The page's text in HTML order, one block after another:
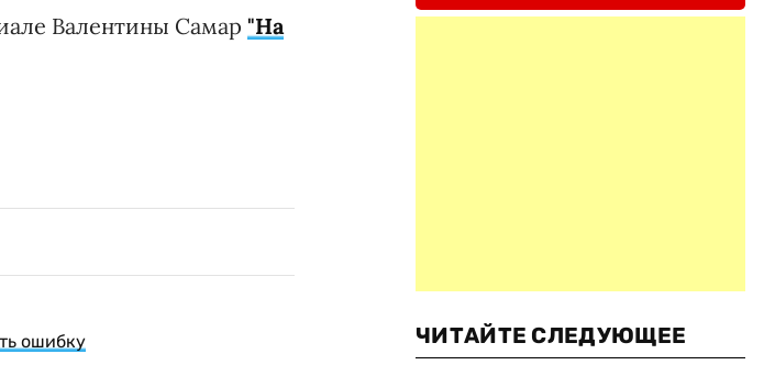
Валентины Самар "На
ошибку ЧИТАЙТЕ СЛЕДУЮЩЕЕ